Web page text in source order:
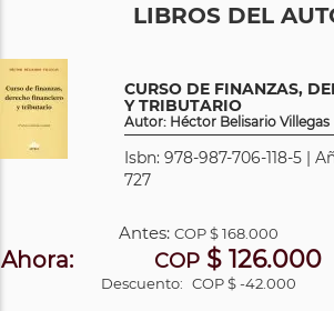
LIBROS DEL
CURSO DE FINANZAS,
Y TRIBUTARIO
Autor: Héctor Belisario Villegas
Isbn: 978-987-706-118-5 |
727
Antes:COP$ 168.000
Ahora: COP$ 126.000
Descuento: COP $ -42.000